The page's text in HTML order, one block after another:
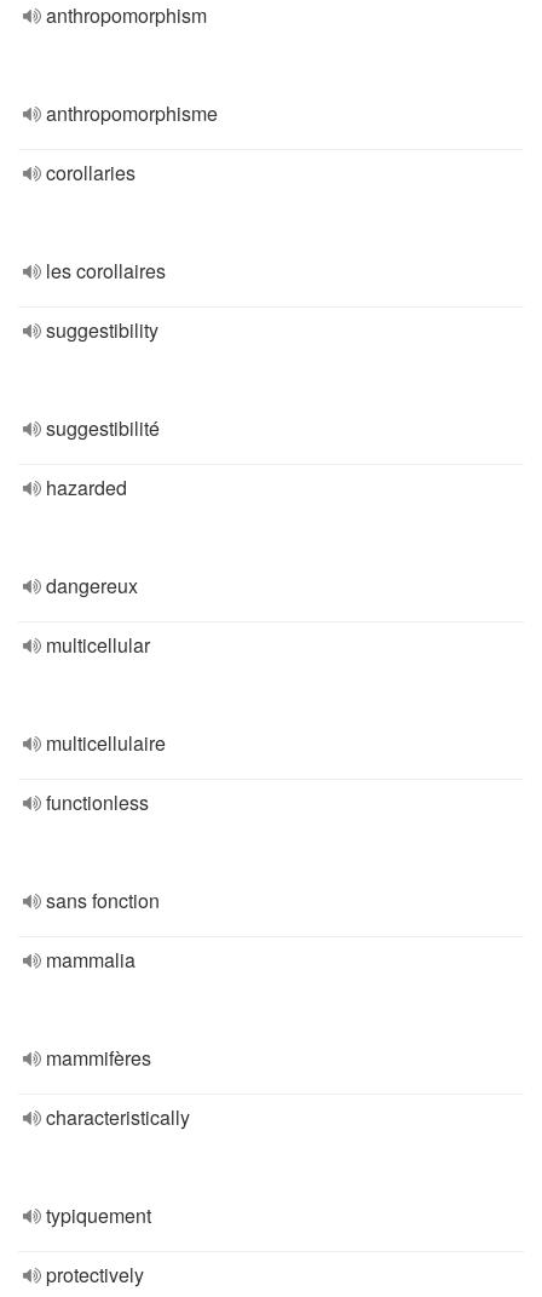
anthropomorphism
anthropomorphisme
corollaries
les corollaires
suggestibility
suggestibilité
hazarded
dangereux
multicellular
multicellulaire
functionless
sans fonction
mammalia
mammifères
characteristically
typiquement
protectively